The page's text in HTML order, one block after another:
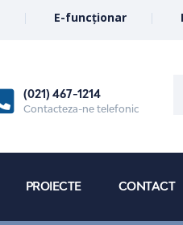
E-funcționar
(021) 467-1214
Contacteza-ne telefonic
PROIECTE CONTACT